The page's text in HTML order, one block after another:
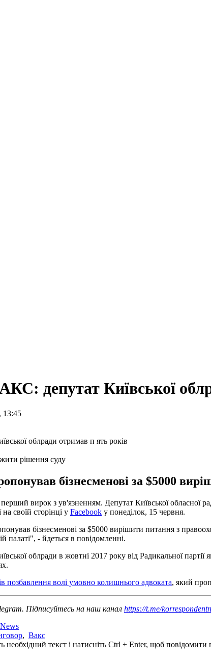
депутат Київської
13:45
рішення суду
бізнесменові за $5000
вирок з ув'язненням. Депутат Київської обласної
своїй сторінці у Facebook у понеділок, 15 червня.
бізнесменові за $5000 вирішити питання з
палаті", - йдеться в повідомленні.
облради в жовтні 2017 року від Радикальної
позбавлення волі умовно колишнього адвоката, який
Підписуйтесь на наш канал https://t.me/
, Вакс
необхідний текст і натисніть Ctrl + Enter, щоб повідомити